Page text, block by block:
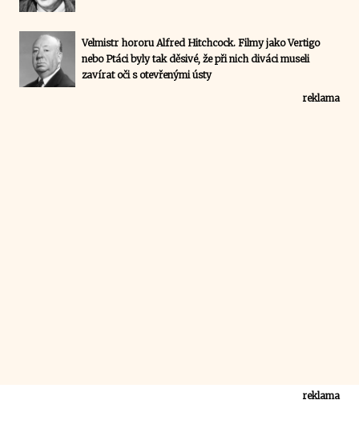
Velmistr hororu Alfred Hitchcock. Filmy jako Vertigo
nebo Ptáci byly tak děsivé, že při nich diváci museli
zavírat oči s otevřenými ústy
reklama
reklama